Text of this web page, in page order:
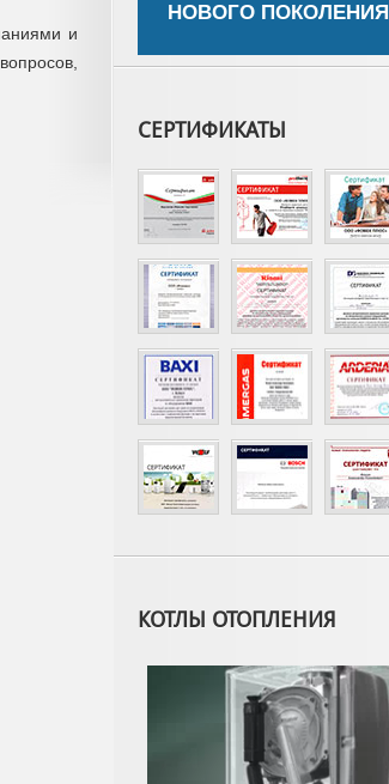
и
НОВОГО ПОКОЛЕНИЯ
CЕРТИФИКАТЫ
КОТЛЫ ОТОПЛЕНИЯ